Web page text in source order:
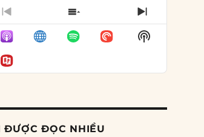
khu vực Mỹ Latinh
cho kẻ mộng mơ: Vốn vay chính sách và
hạn của việc cho startup vay vốn
08/2026
phe cánh hữu mới
PREVIOUS
EPISODE
SHOW
EPISODES
LIST
NEXT
EPISODE
Show
Podcast
ĐƯỢC ĐỌC NHIỀU